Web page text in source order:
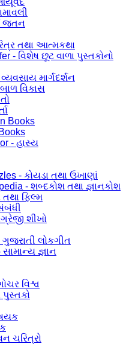
જતન
તથા આત્મકથા
- વિશેષ છૂટ વાળા પુસ્તકોનો
માર્ગદર્શન
વિકાસ
Books
- હાસ્ય
- કોયડા તથા ઉખાણાં
- શબ્દકોશ તથા જ્ઞાનકોશ
તથા ફિલ્મ
શીખો
ગુજરાતી લોકગીત
જ્ઞાન
વિશ્વ
પુસ્તકો
ચરિત્રો